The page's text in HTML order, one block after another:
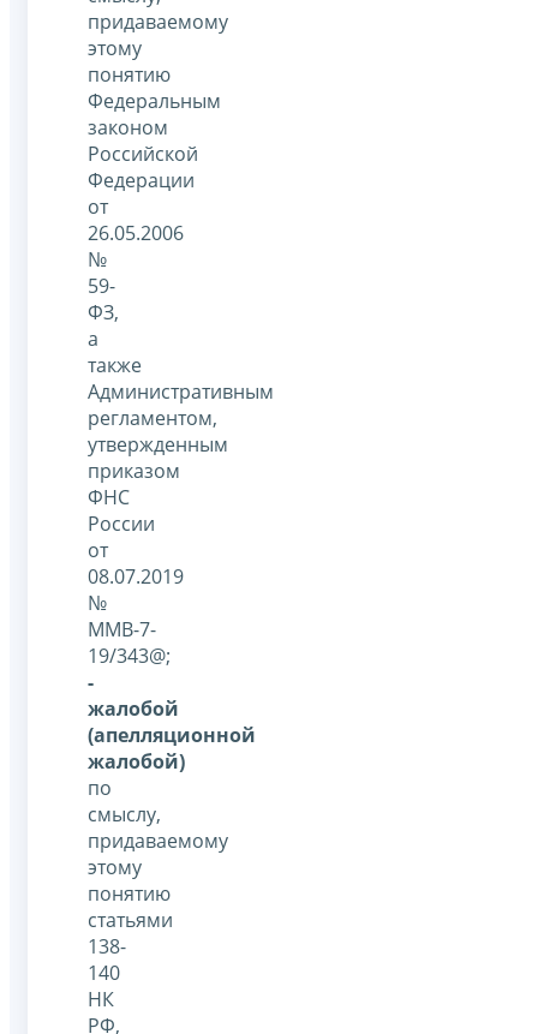
придаваемому
этому
понятию
Федеральным
законом
Российской
Федерации
от
26.05.2006
№
59-
ФЗ,
а
также
Административным
регламентом,
утвержденным
приказом
ФНС
России
от
08.07.2019
№
ММВ-7-
19/343@;
-
жалобой
(апелляционной
жалобой)
по
смыслу,
придаваемому
этому
понятию
статьями
138-
140
НК
РФ,